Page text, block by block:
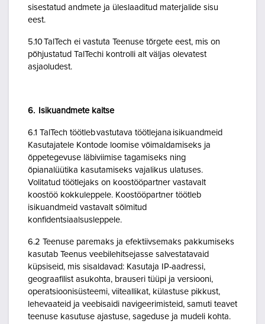
sisestatud andmete ja üleslaaditud materjalide sisu
eest.
5.10 TalTech ei vastuta Teenuse tõrgete eest, mis on
põhjustatud TalTechi kontrolli alt väljas olevatest
asjaoludest.
6. Isikuandmete kaitse
6.1 TalTech töötleb vastutava töötlejana isikuandmeid
Kasutajatele Kontode loomise võimaldamiseks ja
õppetegevuse läbiviimise tagamiseks ning
õpianalüütika kasutamiseks vajalikus ulatuses.
Volitatud töötlejaks on koostööpartner vastavalt
koostöö kokkuleppele. Koostööpartner töötleb
isikuandmeid vastavalt sõlmitud
konfidentsiaalsusleppele.
6.2 Teenuse paremaks ja efektiivsemaks pakkumiseks
kasutab Teenus veebilehitsejasse salvestatavaid
küpsiseid, mis sisaldavad: Kasutaja IP-aadressi,
geograafilist asukohta, brauseri tüüpi ja versiooni,
operatsioonisüsteemi, viiteallikat, külastuse pikkust,
lehevaateid ja veebisaidi navigeerimisteid, samuti teavet
teenuse kasutuse ajastuse, sageduse ja mudeli kohta.